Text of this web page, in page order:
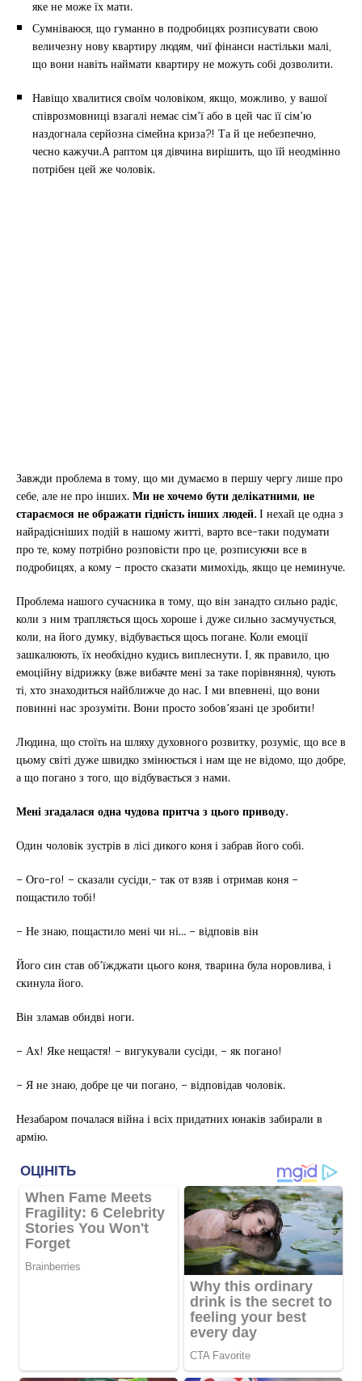
яке не може їх мати.
Сумніваюся, що гуманно в подробицях розписувати свою
величезну нову квартиру людям, чиї фінанси настільки малі,
що вони навіть наймати квартиру не можуть собі дозволити.
Навіщо хвалитися своїм чоловіком, якщо, можливо, у вашої
співрозмовниці взагалі немає сім’ї або в цей час її сім’ю
наздогнала серйозна сімейна криза?! Та й це небезпечно,
чесно кажучи.А раптом ця дівчина вирішить, що їй неодмінно
потрібен цей же чоловік.
Завжди проблема в тому, що ми думаємо в першу чергу лише про
себе, але не про інших.Ми не хочемо бути делікатними, не
стараємося не ображати гідність інших людей.І нехай це одна з
найрадісніших подій в нашому житті, варто все-таки подумати
про те, кому потрібно розповісти про це, розписуючи все в
подробицях, а кому – просто сказати мимохідь, якщо це неминуче.
Проблема нашого сучасника в тому, що він занадто сильно радіє,
коли з ним трапляється щось хороше і дуже сильно засмучується,
коли, на його думку, відбувається щось погане. Коли емоції
зашкалюють, їх необхідно кудись виплеснути. І, як правило, цю
емоційну відрижку (вже вибачте мені за таке порівняння), чують
ті, хто знаходиться найближче до нас. І ми впевнені, що вони
повинні нас зрозуміти. Вони просто зобов’язані це зробити!
Людина, що стоїть на шляху духовного розвитку, розуміє, що все в
цьому світі дуже швидко змінюється і нам ще не відомо, що добре,
а що погано з того, що відбувається з нами.
Мені згадалася одна чудова притча з цього приводу.
Один чоловік зустрів в лісі дикого коня і забрав його собі.
– Ого-го! – сказали сусіди,- так от взяв і отримав коня –
пощастило тобі!
– Не знаю, пощастило мені чи ні… – відповів він
Його син став об’їжджати цього коня, тварина була норовлива, і
скинула його.
Він зламав обидві ноги.
– Ах! Яке нещастя! – вигукували сусіди, – як погано!
– Я не знаю, добре це чи погано, – відповідав чоловік.
Незабаром почалася війна і всіх придатних юнаків забирали в
армію.